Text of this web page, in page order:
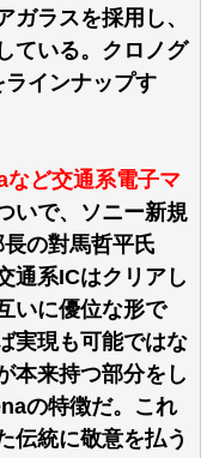
ガラスを採用し、
ている。クロノグ
インナップす
ど交通系電子マ
いで、ソニー新規
の對馬哲平氏
通系ICはクリアし
いに優位な形で
実現も可能ではな
本来持つ部分をし
の特徴だ。これ
伝統に敬意を払う